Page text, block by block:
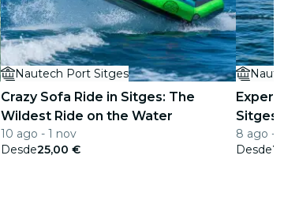
Nautech Port Sitges
Crazy Sofa Ride in Sitges: The
Wildest Ride on the Water
10 ago - 1 nov
Desde25,00 €
Sitges:
agua
8 ago - 1
Desde